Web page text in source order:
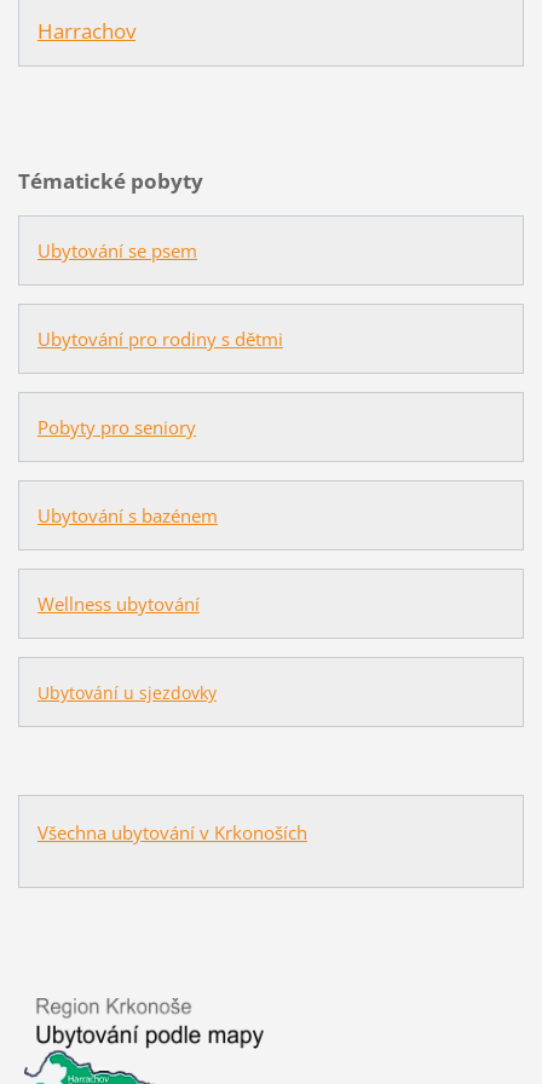
Harrachov
Tématické pobyty
Ubytování se psem
Ubytování pro rodiny s dětmi
Pobyty pro seniory
Ubytování s bazénem
Wellness ubytování
Ubytování u sjezdovky
Všechna ubytování v Krkonoších